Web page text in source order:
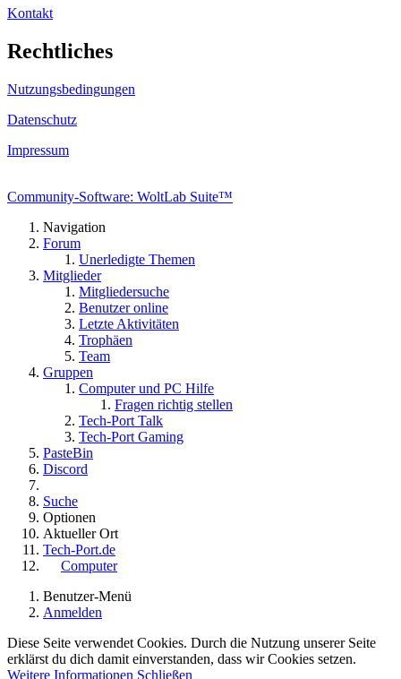
Kontakt
Rechtliches
Nutzungsbedingungen
Datenschutz
Impressum
Community-Software: WoltLab Suite™
Navigation
Forum
Unerledigte Themen
Mitglieder
Mitgliedersuche
Benutzer online
Letzte Aktivitäten
Trophäen
Team
Gruppen
Computer und PC Hilfe
Fragen richtig stellen
Tech-Port Talk
Tech-Port Gaming
PasteBin
Discord
Suche
Optionen
Aktueller Ort
Tech-Port.de
Computer
Benutzer-Menü
Anmelden
Diese Seite verwendet Cookies. Durch die Nutzung unserer Seite
erklärst du dich damit einverstanden, dass wir Cookies setzen.
Weitere Informationen Schließen